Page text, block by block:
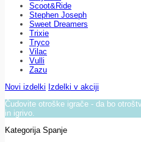
Scoot&Ride
Stephen Joseph
Sweet Dreamers
Trixie
Tryco
Vilac
Vulli
Zazu
Novi izdelki Izdelki v akciji
Čudovite otroške igrače - da bo
in igrivo.
Kategorija Spanje